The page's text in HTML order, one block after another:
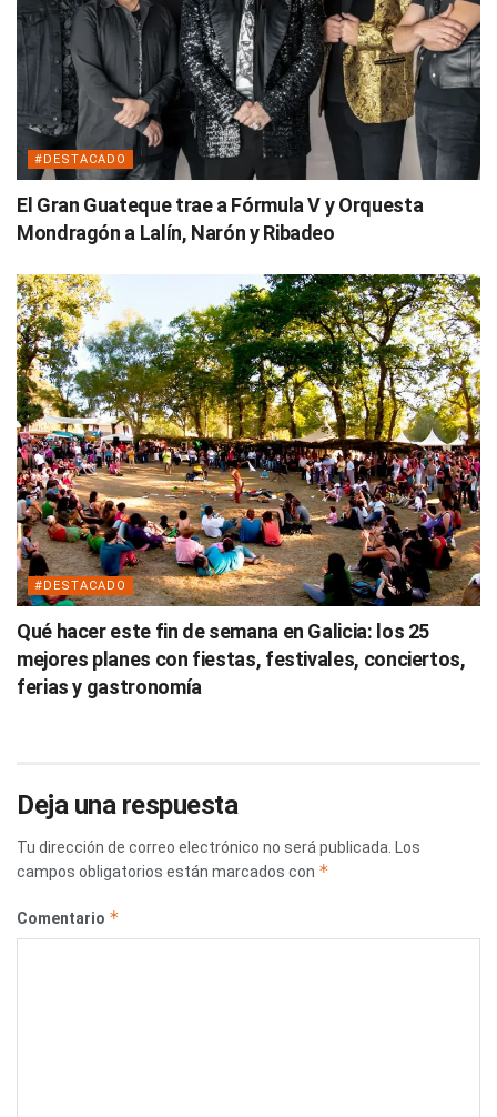
#DESTACADO
El Gran Guateque trae a Fórmula V y Orquesta
Mondragón a Lalín, Narón y Ribadeo
#DESTACADO
Qué hacer este fin de semana en Galicia: los 25
mejores planes con fiestas, festivales, conciertos,
ferias y gastronomía
Deja una respuesta
Tu dirección de correo electrónico no será publicada.
Los
campos obligatorios están marcados con *
Comentario *